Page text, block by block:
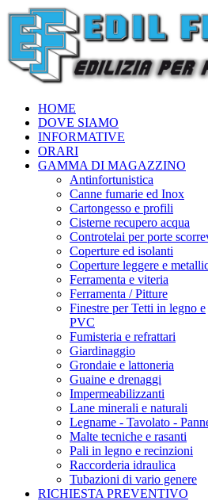
HOME
DOVE SIAMO
INFORMATIVE
ORARI
GAMMA DI MAGAZZINO
Antinfortunistica
Canne fumarie ed Inox
Cartongesso e profili
Cisterne recupero acqua
Controtelai per porte
Coperture ed isolanti
Coperture leggere e
Ferramenta e viteria
Ferramenta / Pitture
Finestre per Tetti in legno e
PVC
Fumisteria e refrattari
Giardinaggio
Grondaie e lattoneria
Guaine e drenaggi
Impermeabilizzanti
Lane minerali e naturali
Legname - Tavolato -
Malte tecniche e rasanti
Pali in legno e recinzioni
Raccorderia idraulica
Tubazioni di vario genere
RICHIESTA PREVENTIVO